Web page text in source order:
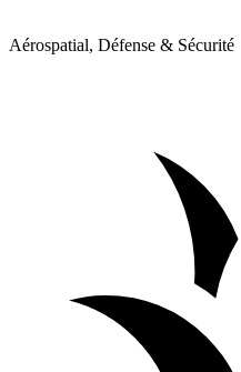
Aérospatial, Défense & Sécurité